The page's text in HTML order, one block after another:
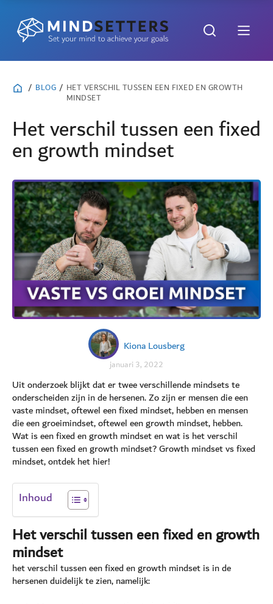
/ BLOG / HET VERSCHIL TUSSEN EEN FIXED EN GROWTH
MINDSET
Het verschil tussen een fixed
en growth mindset
Kiona Lousberg
januari 3, 2022
Uit onderzoek blijkt dat er twee verschillende mindsets te
onderscheiden zijn in de hersenen. Zo zijn er mensen die een
vaste mindset, oftewel een fixed mindset, hebben en mensen
die een groeimindset, oftewel een growth mindset, hebben.
Wat is een fixed en growth mindset en wat is het verschil
tussen een fixed en growth mindset? Growth mindset vs fixed
mindset, ontdek het hier!
Inhoud
Het verschil tussen een fixed en growth
mindset
het verschil tussen een fixed en growth mindset is in de
hersenen duidelijk te zien, namelijk: